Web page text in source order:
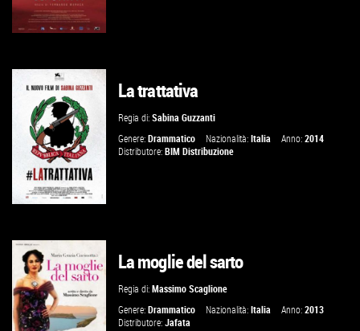
GUARDA IL TRAILER
VAI ALLA SCHEDA
VAI ALLA SCHEDA
La trattativa
Regia di:Sabina Guzzanti
Genere:Drammatico Nazionalità:Italia Anno:2014
Distributore:BIM Distribuzione
La moglie del sarto
Regia di:Massimo Scaglione
Genere:Drammatico Nazionalità:Italia Anno:2013
Distributore:Jafata